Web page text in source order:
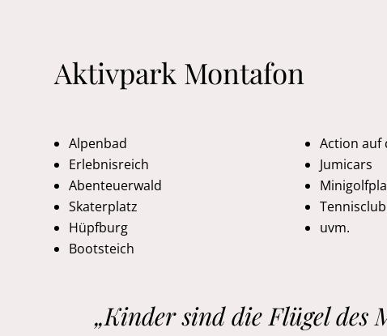
Aktivpark Montafon
Alpenbad
Erlebnisreich
Abenteuerwald
Skaterplatz
Hüpfburg
Bootsteich
Action auf
Jumicars
Tennisclub
uvm.
„Kinder sind die Flügel des